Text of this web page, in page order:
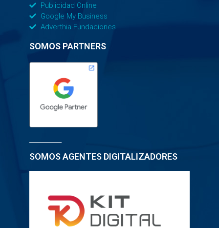
Publicidad Online
Google My Business
Adverthia Fundaciones
SOMOS PARTNERS
SOMOS AGENTES DIGITALIZADORES